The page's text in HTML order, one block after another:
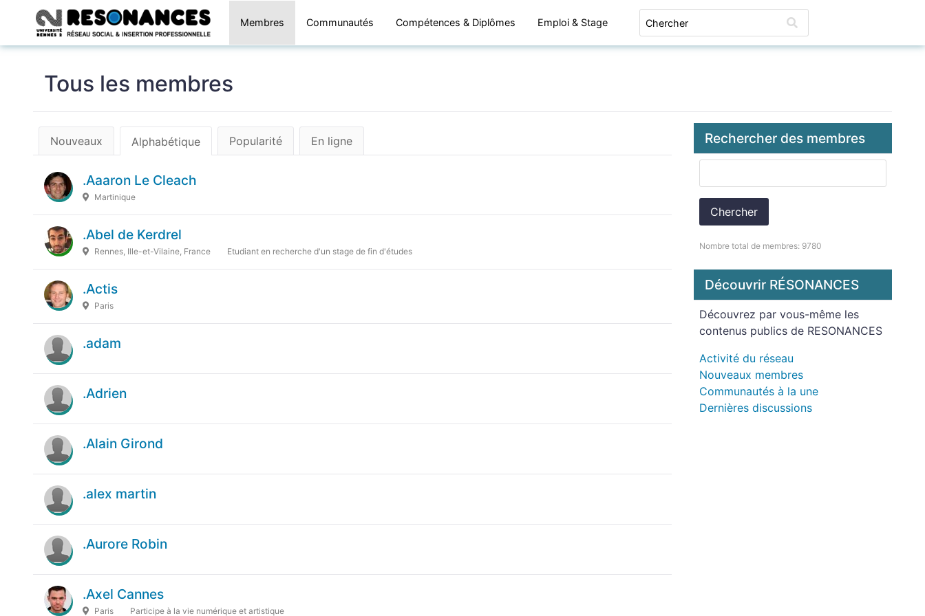
Membres Communautés Compétences & Diplômes Emploi & Stage
Tous les membres
Nouveaux Alphabétique Popularité En ligne
.Aaaron Le Cleach
Martinique
.Abel de Kerdrel
Rennes, Ille-et-Vilaine, France Etudiant en recherche d'un stage de fin d'études
.Actis
Paris
.adam
.Adrien
.Alain Girond
.alex martin
.Aurore Robin
.Axel Cannes
Paris Participe à la vie numérique et artistique
Rechercher des membres
Chercher
Nombre total de membres: 9780
Découvrir RÉSONANCES
Découvrez par vous-même les
contenus publics de RESONANCES
Activité du réseau
Nouveaux membres
Communautés à la une
Dernières discussions